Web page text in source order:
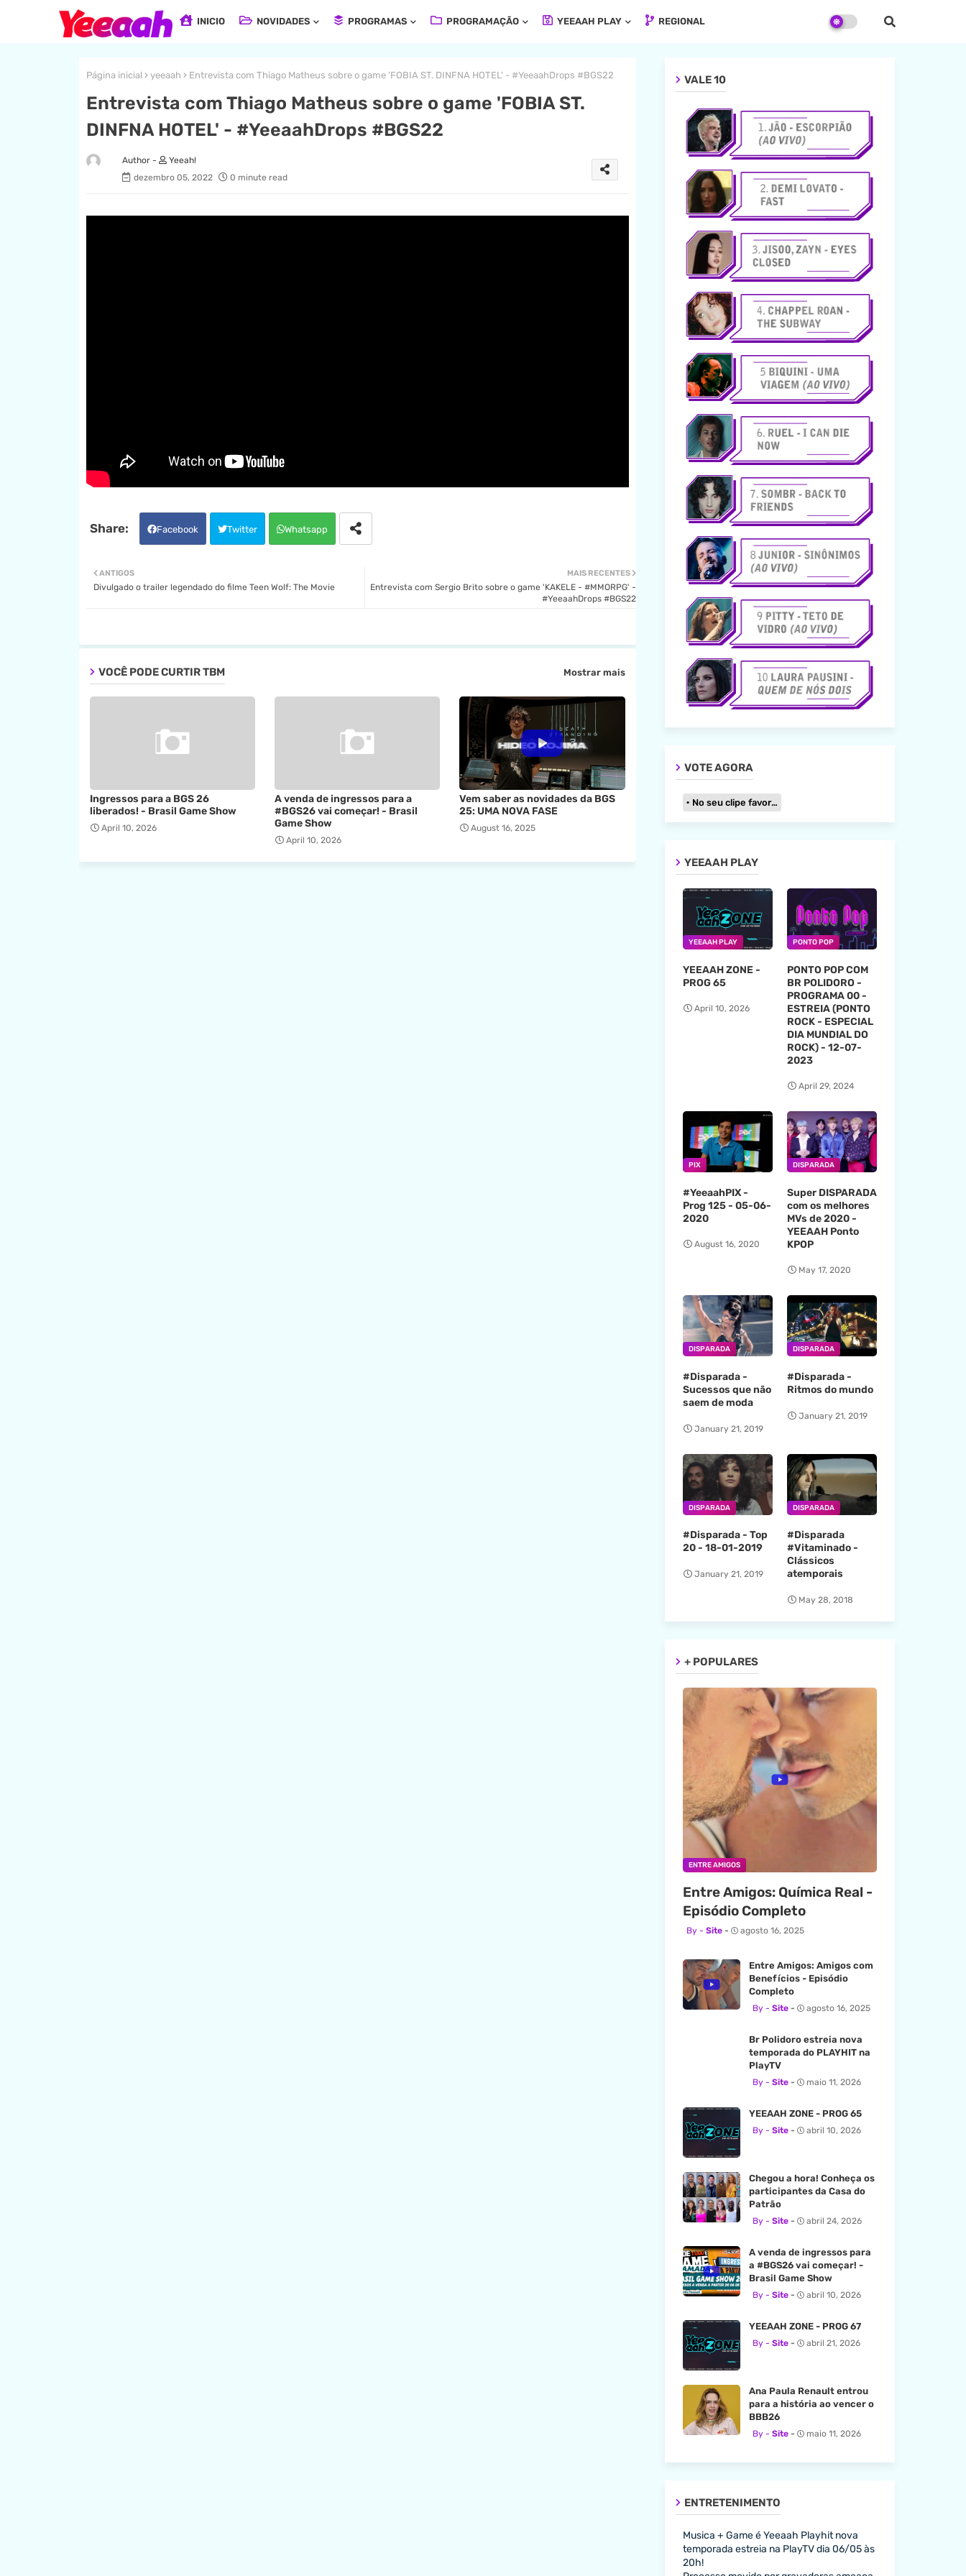
INICIO NOVIDADES PROGRAMAS PROGRAMAÇÃO YEEAAH PLAY REGIONAL
Página inicial yeeaah Entrevista com Thiago Matheus sobre o game 'FOBIA ST. DINFNA HOTEL' - #YeeaahDrops #BGS22
Entrevista com Thiago Matheus sobre o game 'FOBIA ST.
DINFNA HOTEL' - #YeeaahDrops #BGS22
Yeeah!
dezembro 05, 2022
0 minute read
Facebook Twitter Whatsapp
MAIS RECENTES
Entrevista com Sergio Brito sobre o game 'KAKELE - #MMORPG' -
#YeeaahDrops #BGS22
ANTIGOS
Divulgado o trailer legendado do filme Teen Wolf: The Movie
VOCÊ PODE CURTIR TBM Mostrar mais
Ingressos para a BGS 26
liberados! - Brasil Game Show
April 10, 2026
A venda de ingressos para a
#BGS26 vai começar! - Brasil
Game Show
April 10, 2026
Vem saber as novidades da BGS
25: UMA NOVA FASE
August 16, 2025
VALE 10
VOTE AGORA
No seu clipe favorito
YEEAAH PLAY
YEEAAH PLAY
YEEAAH ZONE -
PROG 65
April 10, 2026
PONTO POP
PONTO POP COM
BR POLIDORO -
PROGRAMA 00 -
ESTREIA (PONTO
ROCK - ESPECIAL
DIA MUNDIAL DO
ROCK) - 12-07-
2023
April 29, 2024
PIX
#YeeaahPIX -
Prog 125 - 05-06-
2020
August 16, 2020
DISPARADA
Super DISPARADA
com os melhores
MVs de 2020 -
YEEAAH Ponto
KPOP
May 17, 2020
DISPARADA
#Disparada -
Sucessos que não
saem de moda
January 21, 2019
DISPARADA
#Disparada -
Ritmos do mundo
January 21, 2019
DISPARADA
#Disparada - Top
20 - 18-01-2019
January 21, 2019
DISPARADA
#Disparada
#Vitaminado -
Clássicos
atemporais
May 28, 2018
+ POPULARES
ENTRE AMIGOS
Entre Amigos: Química Real -
Episódio Completo
Site agosto 16, 2025
Entre Amigos: Amigos com
Benefícios - Episódio
Completo
Site agosto 16, 2025
Br Polidoro estreia nova
temporada do PLAYHIT na
PlayTV
Site maio 11, 2026
YEEAAH ZONE - PROG 65
Site abril 10, 2026
Chegou a hora! Conheça os
participantes da Casa do
Patrão
Site abril 24, 2026
A venda de ingressos para
a #BGS26 vai começar! -
Brasil Game Show
Site abril 10, 2026
YEEAAH ZONE - PROG 67
Site abril 21, 2026
Ana Paula Renault entrou
para a história ao vencer o
BBB26
Site maio 11, 2026
ENTRETENIMENTO
Musica + Game é Yeeaah Playhit nova
temporada estreia na PlayTV dia 06/05 às
20h!